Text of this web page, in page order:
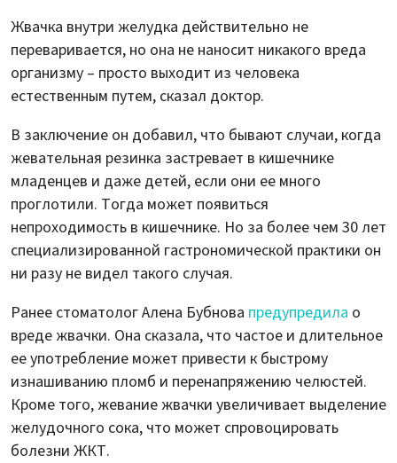
Жвачка внутри желудка действительно не
переваривается, но она не наносит никакого вреда
организму – просто выходит из человека
естественным путем, сказал доктор.
В заключение он добавил, что бывают случаи, когда
жевательная резинка застревает в кишечнике
младенцев и даже детей, если они ее много
проглотили. Тогда может появиться
непроходимость в кишечнике. Но за более чем 30 лет
специализированной гастрономической практики он
ни разу не видел такого случая.
Ранее стоматолог Алена Бубнова предупредила о
вреде жвачки. Она сказала, что частое и длительное
ее употребление может привести к быстрому
изнашиванию пломб и перенапряжению челюстей.
Кроме того, жевание жвачки увеличивает выделение
желудочного сока, что может спровоцировать
болезни ЖКТ.